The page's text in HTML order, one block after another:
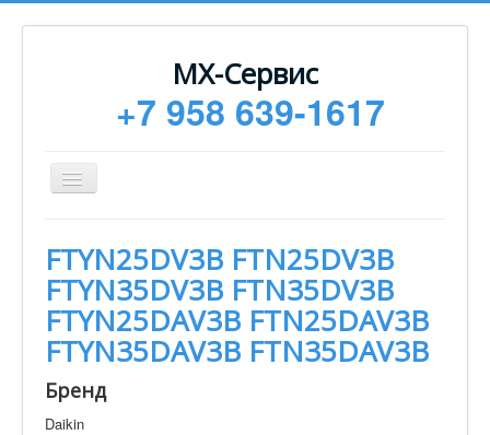
МХ-Сервис
+7 958 639-1617
Toggle
Navigation
Монтаж
Сервисное обслуживание
Техническая документация
Статьи
Новости
FTYN25DV3B FTN25DV3B
FTYN35DV3B FTN35DV3B
FTYN25DAV3B FTN25DAV3B
FTYN35DAV3B FTN35DAV3B
Бренд
Daikin